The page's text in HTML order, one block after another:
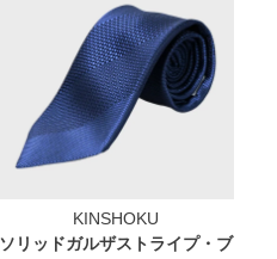
KINSHOKU
ソリッドガルザストライプ・ブ